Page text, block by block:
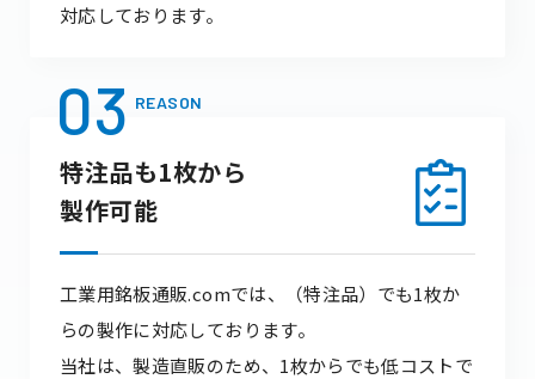
対応しております。
03 REASON
特注品も1枚から
製作可能
工業用銘板通販.comでは、（特注品）でも1枚か
らの製作に対応しております。
当社は、製造直販のため、1枚からでも低コストで